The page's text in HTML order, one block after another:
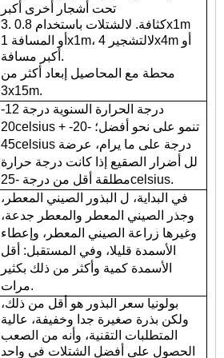
تحت أشجار أخرى أكبر
3. كثافة. لالشتلات باستخدام 0.8x1m
أو المسافة 1x1m، لالتشجير 4x4m أو
أكبر مسافة.
محطة مع المحاصيل إبعاد أكثر من
3x15m.
درجة الحرارة السنوية درجة 12-
20celsius تنمو على نحو أفضل؛ -20- +
45celsius درجة على ما يرام، عرضة
لل أضرار الصقيع إذا كانت درجة حرارة
مطلقة أقل من درجة -25celsius.
في البداية، ل البذور الصيني المعطر،
وجذر الصيني المعطر والمعطر جدعة،
وغيرها زراعة الصيني المعطر، وإعطاء
الأسمدة قليلا، وفي المستقبل: أقل
الأسمدة كمية وأكثر من ذلك بكثير
مرات.
بولونيا سعر البذور هو أقل من ذلك،
ولكن بذرة صغيرة جدا وخفيفة، عالية
المتطلبات التقنية، وأنه من الصعب
الحصول على أفضل الشتلات في واحد